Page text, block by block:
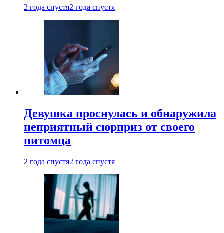
2 года спустя2 года спустя
Девушка проснулась и обнаружила
неприятный сюрприз от своего
питомца
2 года спустя2 года спустя